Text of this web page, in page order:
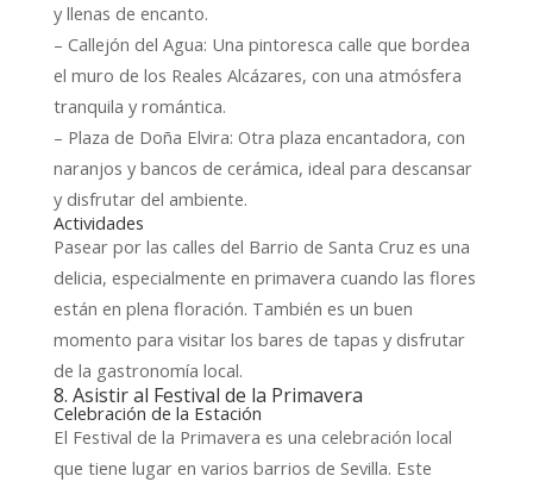
y llenas de encanto.
– Callejón del Agua: Una pintoresca calle que bordea
el muro de los Reales Alcázares, con una atmósfera
tranquila y romántica.
– Plaza de Doña Elvira: Otra plaza encantadora, con
naranjos y bancos de cerámica, ideal para descansar
y disfrutar del ambiente.
Actividades
Pasear por las calles del Barrio de Santa Cruz es una
delicia, especialmente en primavera cuando las flores
están en plena floración. También es un buen
momento para visitar los bares de tapas y disfrutar
de la gastronomía local.
8. Asistir al Festival de la Primavera
Celebración de la Estación
El Festival de la Primavera es una celebración local
que tiene lugar en varios barrios de Sevilla. Este